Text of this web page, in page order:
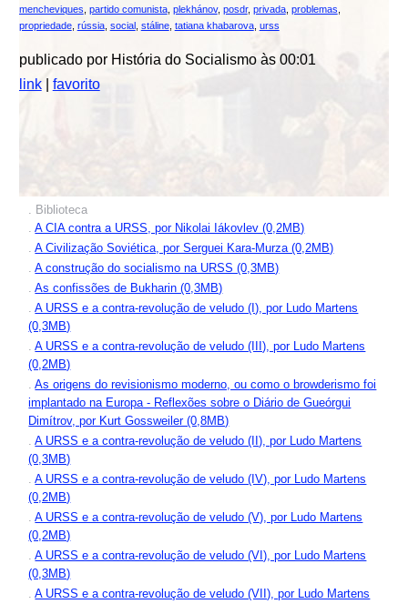
mencheviques partido comunista, plekhánov, posdr, privada, problemas
propriedade, rússia, social, stáline, tatiana khabarova, urss
publicado por História do Socialismo às 00:01
link| favorito
. Biblioteca
.A CIA contra a URSS, por Nikolai Iákovlev (0,2MB)
.A Civilização Soviética, por Serguei Kara-Murza (0,2MB)
.A construção do socialismo na URSS (0,3MB)
.As confissões de Bukharin (0,3MB)
.A URSS e a contra-revolução de veludo (I), por Ludo Martens
(0,3MB)
.A URSS e a contra-revolução de veludo (III), por Ludo Martens
(0,2MB)
.As origens do revisionismo moderno, ou como o browderismo foi
implantado na Europa - Reflexões sobre o Diário de Gueórgui
Dimítrov, por Kurt Gossweiler (0,8MB)
.A URSS e a contra-revolução de veludo (II), por Ludo Martens
(0,3MB)
.A URSS e a contra-revolução de veludo (IV), por Ludo Martens
(0,2MB)
.A URSS e a contra-revolução de veludo (V), por Ludo Martens
(0,2MB)
.A URSS e a contra-revolução de veludo (VI), por Ludo Martens
(0,3MB)
.A URSS e a contra-revolução de veludo (VII), por Ludo Martens